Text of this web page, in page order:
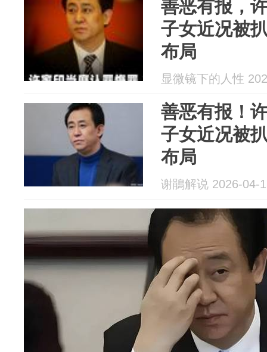
善恶有报，
子女近况被
布局
显微镜下的人性
善恶有报！
子女近况被
布局
谢鵑解说 2026-04-